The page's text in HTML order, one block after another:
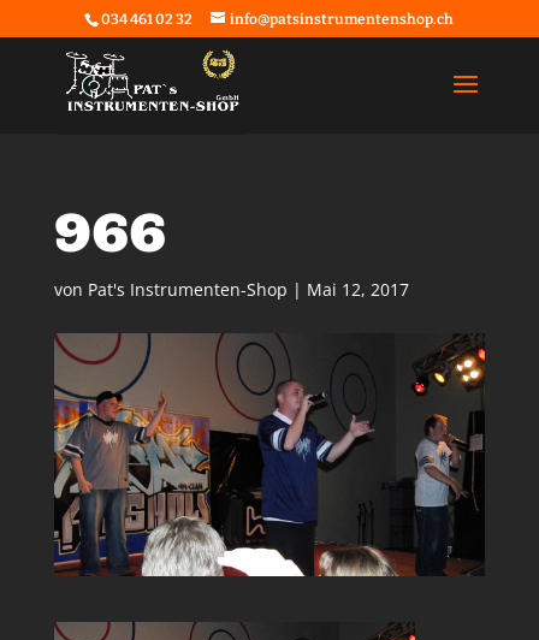
034 461 02 32 info@patsinstrumentenshop.ch
966
von Pat's Instrumenten-Shop | Mai 12, 2017